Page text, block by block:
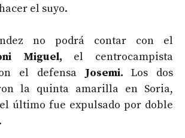
el suyo.
no podrá contar con el
Miguel, el centrocampista
el defensa Josemi. Los dos
la quinta amarilla en Soria,
último fue expulsado por doble